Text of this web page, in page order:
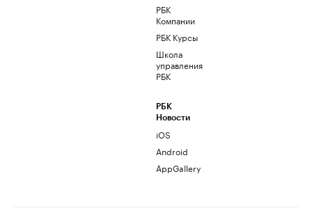
РБК
Компании
РБК Курсы
Школа
управления
РБК
РБК
Новости
iOS
Android
AppGallery